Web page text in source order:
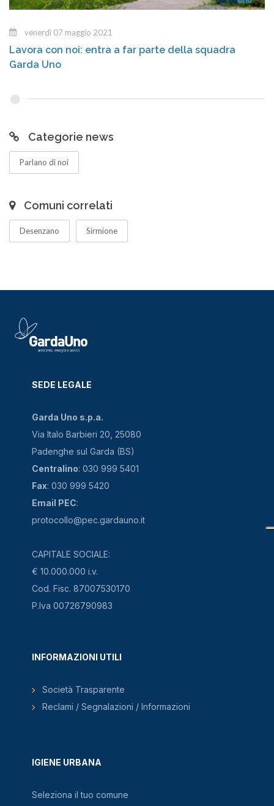
venerdì 07 maggio 2021
Lavora con noi: entra a far parte della squadra
Garda Uno
Categorie news
Parlano di noi
Comuni correlati
Desenzano Sirmione
SEDE LEGALE
Garda Uno s.p.a.
Via Italo Barbieri 20, 25080
Padenghe sul Garda (BS)
Centralino: 030 999 5401
Fax: 030 999 5420
Email PEC:
protocollo@pec.gardauno.it
CAPITALE SOCIALE:
€ 10.000.000 i.v.
Cod. Fisc. 87007530170
P.Iva 00726790983
IGIENE URBANA
Seleziona il tuo comune
INFORMAZIONI UTILI
Società Trasparente
Reclami / Segnalazioni / Informazioni